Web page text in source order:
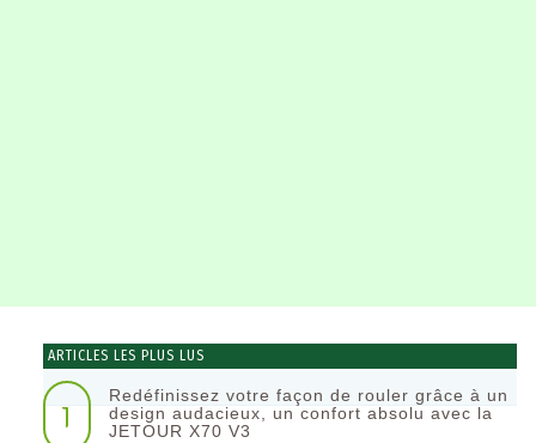
ARTICLES LES PLUS LUS
1
Redéfinissez votre façon de rouler grâce à un
design audacieux, un confort absolu avec la
JETOUR X70 V3